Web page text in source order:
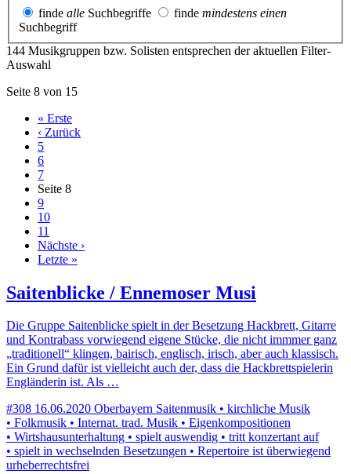
finde alle Suchbegriffe finde mindestens einen
Suchbegriff
144 Musikgruppen bzw. Solisten entsprechen der aktuellen Filter-
Auswahl
Seite 8 von 15
« Erste
‹ Zurück
5
6
7
Seite 8
9
10
11
Nächste ›
Letzte »
Saitenblicke / Ennemoser Musi
Die Gruppe Saitenblicke spielt in der Besetzung Hackbrett, Gitarre
und Kontrabass vorwiegend eigene Stücke, die nicht immmer ganz
„traditionell“ klingen, bairisch, englisch, irisch, aber auch klassisch.
Ein Grund dafür ist vielleicht auch der, dass die Hackbrettspielerin
Engländerin ist. Als …
#308 16.06.2020 Oberbayern Saitenmusik • kirchliche Musik
• Folkmusik • Internat. trad. Musik • Eigenkompositionen
• Wirtshausunterhaltung • spielt auswendig • tritt konzertant auf
• spielt in wechselnden Besetzungen • Repertoire ist überwiegend
urheberrechtsfrei